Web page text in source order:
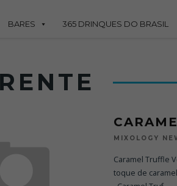
BARES 365 DRINQUES DO BRASIL
MIXOLOGY
Caramel Truffle
toque de